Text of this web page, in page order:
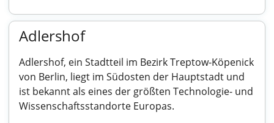
Adlershof
Adlershof, ein Stadtteil im Bezirk Treptow-Köpenick
von Berlin, liegt im Südosten der Hauptstadt und
ist bekannt als eines der größten Technologie- und
Wissenschaftsstandorte Europas.